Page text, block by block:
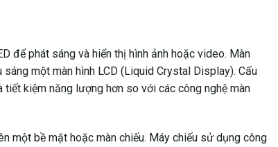
để phát sáng và hiển thị hình ảnh hoặc video. Màn
một màn hình LCD (Liquid Crystal Display). Cấu
kiệm năng lượng hơn so với các công nghệ màn
một bề mặt hoặc màn chiếu. Máy chiếu sử dụng công